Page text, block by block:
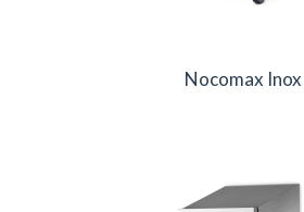
Nocomax Inox